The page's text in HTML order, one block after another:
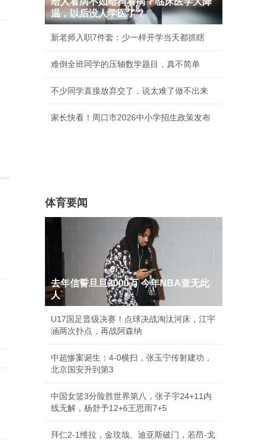
温，以后没人学医了？
新老师入职7件套：少一样开学当天都抓瞎
难倒全班同学的压轴数学题目，真不简单
不少同学直接放弃交了，说太难了做不出来
家长快看！周口市2026中小学招生政策发布
体育要闻
去年信誓旦旦3000万 今年NBA查无此
人
U17国足晋级决赛！点球决战淘汰河床，江宇
涵两次扑点，再战阿森纳
中超惨案诞生：4-0横扫，张玉宁传射建功，
北京国安升到第3
中国女篮3分险胜世界第八，张子宇24+11内
线无解，杨舒予12+6王思雨7+5
拜仁2-1维拉，金玟哉、迪亚斯破门，若昂-戈